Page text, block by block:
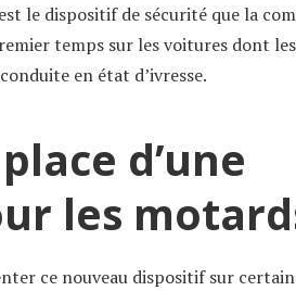
le dispositif de sécurité que la
temps sur les voitures dont
en état d’ivresse.
d’une
les
ce nouveau dispositif sur